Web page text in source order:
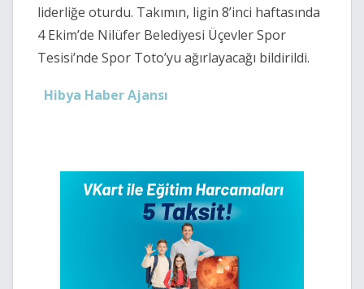
liderliğe oturdu. Takımın, ligin 8’inci haftasında
4 Ekim’de Nilüfer Belediyesi Üçevler Spor
Tesisi’nde Spor Toto’yu ağırlayacağı bildirildi.
Hibya Haber Ajansı